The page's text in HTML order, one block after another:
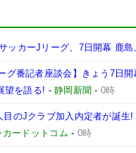
ッカーJリーグ、7日開幕 鹿
グ番記者座談会】きょう7日
望を語る! -静岡新聞 - 0時
目のJクラブ加入内定者が誕
カードットコム - 0時